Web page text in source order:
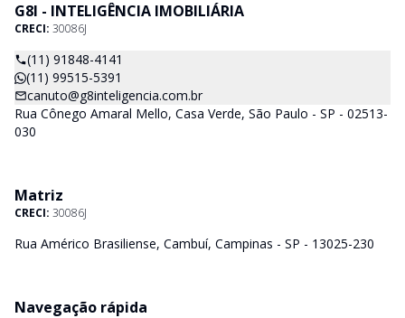
G8I - INTELIGÊNCIA IMOBILIÁRIA
CRECI: 30086J
(11) 91848-4141
(11) 99515-5391
canuto@g8inteligencia.com.br
Rua Cônego Amaral Mello, Casa Verde, São Paulo - SP - 02513-
030
Matriz
CRECI: 30086J
Rua Américo Brasiliense, Cambuí, Campinas - SP - 13025-230
Navegação rápida